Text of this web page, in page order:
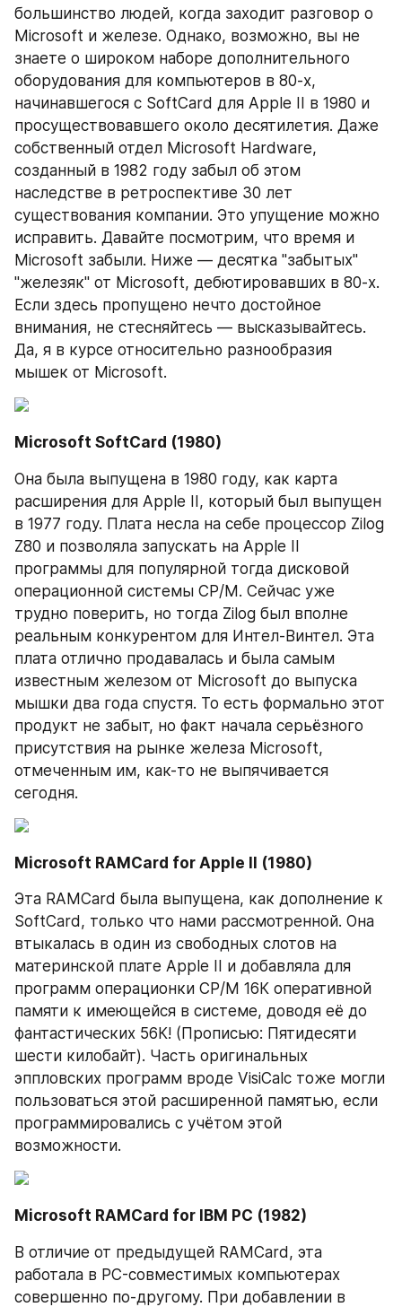
большинство людей, когда заходит разговор о
Microsoft и железе. Однако, возможно, вы не
знаете о широком наборе дополнительного
оборудования для компьютеров в 80-х,
начинавшегося с SoftCard для Apple II в 1980 и
просуществовавшего около десятилетия. Даже
собственный отдел Microsoft Hardware,
созданный в 1982 году забыл об этом
наследстве в ретроспективе 30 лет
существования компании. Это упущение можно
исправить. Давайте посмотрим, что время и
Microsoft забыли. Ниже — десятка "забытых"
"железяк" от Microsoft, дебютировавших в 80-х.
Если здесь пропущено нечто достойное
внимания, не стесняйтесь — высказывайтесь.
Да, я в курсе относительно разнообразия
мышек от Microsoft.
Microsoft SoftCard (1980)
Она была выпущена в 1980 году, как карта
расширения для Apple II, который был выпущен
в 1977 году. Плата несла на себе процессор Zilog
Z80 и позволяла запускать на Apple II
программы для популярной тогда дисковой
операционной системы CP/M. Сейчас уже
трудно поверить, но тогда Zilog был вполне
реальным конкурентом для Интел-Винтел. Эта
плата отлично продавалась и была самым
известным железом от Microsoft до выпуска
мышки два года спустя. То есть формально этот
продукт не забыт, но факт начала серьёзного
присутствия на рынке железа Microsoft,
отмеченным им, как-то не выпячивается
сегодня.
Microsoft RAMCard for Apple II (1980)
Эта RAMCard была выпущена, как дополнение к
SoftCard, только что нами рассмотренной. Она
втыкалась в один из свободных слотов на
материнской плате Apple II и добавляла для
программ операционки CP/M 16К оперативной
памяти к имеющейся в системе, доводя её до
фантастических 56К! (Прописью: Пятидесяти
шести килобайт). Часть оригинальных
эппловских программ вроде VisiCalc тоже могли
пользоваться этой расширенной памятью, если
программировались с учётом этой
возможности.
Microsoft RAMCard for IBM PC (1982)
В отличие от предыдущей RAMCard, эта
работала в PC-совместимых компьютерах
совершенно по-другому. При добавлении в